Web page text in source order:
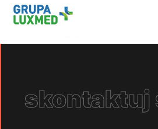
skontaktuj